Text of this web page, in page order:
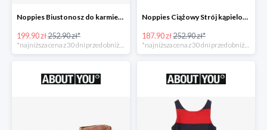
Noppies Biustonosz do karmienia 'Geo Lace' -21%
199.90 zł252.90 zł*
Noppies Ciążowy Strój kąpielowy 'Bibi' -26%
187.90 zł252.90 zł*